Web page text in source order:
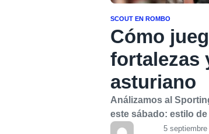
SCOUT EN ROMBO
Cómo
fortalezas
asturiano
Análizamos al
este sábado: estilo
5